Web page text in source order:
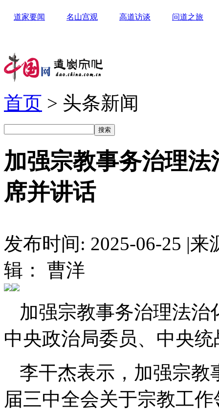
道家要闻 名山宫观 高道访谈 问道之旅
首页 > 头条新闻
加强宗教事务治理
席并讲话
发布时间: 2025-06-25 |来
辑： 曹洋
加强宗教事务治理法治
中央政治局委员、中央
李干杰表示，加强宗教
届三中全会关于宗教工